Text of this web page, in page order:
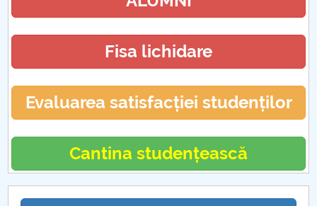
Fisa lichidare
Evaluarea satisfacției studenților
Cantina studențească